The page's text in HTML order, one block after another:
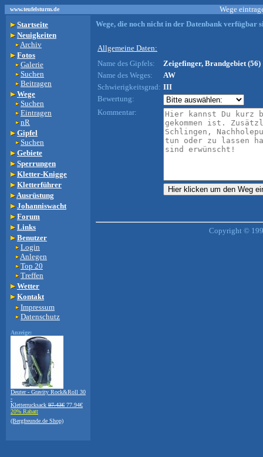
www.teufelsturm.de
Wege
Startseite
Neuigkeiten
Archiv
Fotos
Galerie
Suchen
Beitragen
Wege
Suchen
Eintragen
nR
Gipfel
Suchen
Gebiete
Sperrungen
Kletter-Knigge
Kletterführer
Ausrüstung
Johanniswacht
Forum
Links
Benutzer
Login
Anlegen
Top 20
Treffen
Wetter
Kontakt
Impressum
Datenschutz
Anzeige:
Deuter - Gravity Rock&Roll 30
-
Kletterrucksack 97.43€ 77.94€
20% Rabatt
(Bergfreunde.de Shop)
Wege, die noch nicht in der Datenbank verfügbar
Allgemeine Daten:
Name des Gipfels:
Zeigefinger, Brandgebiet (56)
Name des Weges:
AW
Schwierigkeitsgrad: III
Bewertung:
Kommentar:
Copyright ©